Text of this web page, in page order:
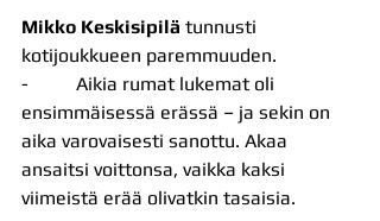
Mikko Keskisipilä tunnusti
kotijoukkueen paremmuuden.
-          Aikia rumat lukemat oli
ensimmäisessä erässä – ja sekin on
aika varovaisesti sanottu. Akaa
ansaitsi voittonsa, vaikka kaksi
viimeistä erää olivatkin tasaisia.